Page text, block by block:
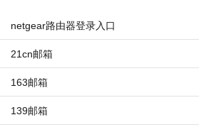
netgear路由器登录入口
21cn邮箱
163邮箱
139邮箱